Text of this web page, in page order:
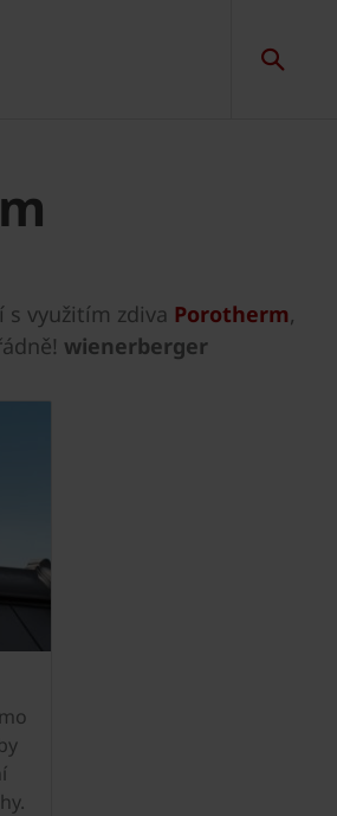
využitím zdiva Porotherm,
wienerberger